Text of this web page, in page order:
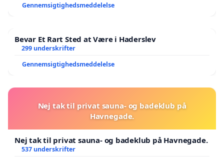
Gennemsigtighedsmeddelelse
Bevar Et Rart Sted at Være i Haderslev
299 underskrifter
Gennemsigtighedsmeddelelse
Nej tak til privat sauna- og badeklub på
Havnegade.
Nej tak til privat sauna- og badeklub på Havnegade.
537 underskrifter